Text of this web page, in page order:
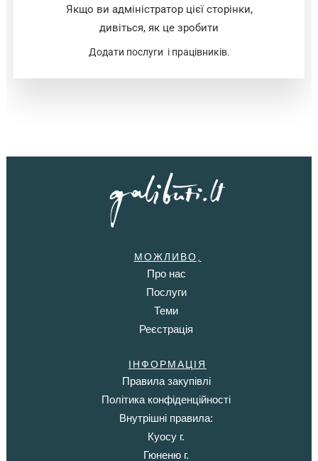
Якщо ви адміністратор цієї сторінки,
дивіться, як це зробити
Додати послуги і працівників.
МОЖЛИВО,
Про нас
Послуги
Теми
Реєстрація
ІНФОРМАЦІЯ
Правила закупівлі
Політика конфіденційності
Внутрішні правила:
Куосу г.
Гюненю г.